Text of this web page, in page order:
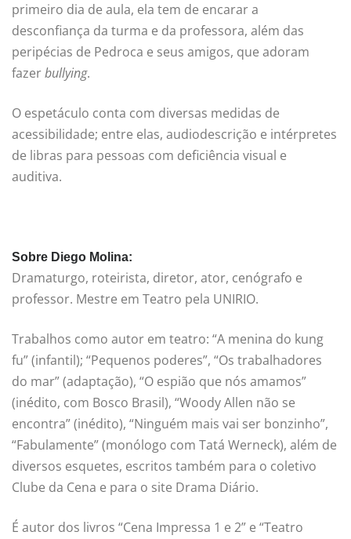
primeiro dia de aula, ela tem de encarar a
desconfiança da turma e da professora, além das
peripécias de Pedroca e seus amigos, que adoram
fazerbullying.
O espetáculo conta com diversas medidas de
acessibilidade; entre elas, audiodescrição e intérpretes
de libras para pessoas com deficiência visual e
auditiva.
Sobre Diego Molina:
Dramaturgo, roteirista, diretor, ator, cenógrafo e
professor. Mestre em Teatro pela UNIRIO.
Trabalhos como autor em teatro: “A menina do kung
fu” (infantil); “Pequenos poderes”, “Os trabalhadores
do mar” (adaptação), “O espião que nós amamos”
(inédito, com Bosco Brasil), “Woody Allen não se
encontra” (inédito), “Ninguém mais vai ser bonzinho”,
“Fabulamente” (monólogo com Tatá Werneck), além de
diversos esquetes, escritos também para o coletivo
Clube da Cena e para o site Drama Diário.
É autor dos livros “Cena Impressa 1 e 2” e “Teatro